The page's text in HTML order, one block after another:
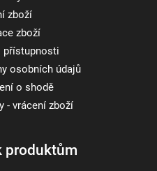
zboží
zboží
přístupnosti
osobních údajů
o shodě
- vrácení zboží
produktům